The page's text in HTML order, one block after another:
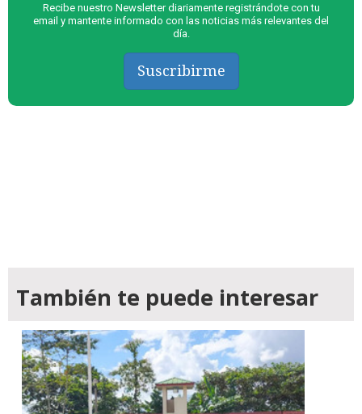
Recibe nuestro Newsletter diariamente registrándote con tu
email y mantente informado con las noticias más relevantes del
día.
Suscribirme
También te puede interesar